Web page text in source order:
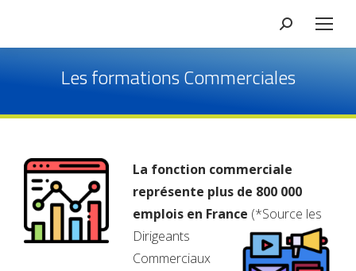
Les formations Commerciales
La fonction commerciale
représente plus de 800 000
emplois en France (*Source les
Dirigeants
Commerciaux